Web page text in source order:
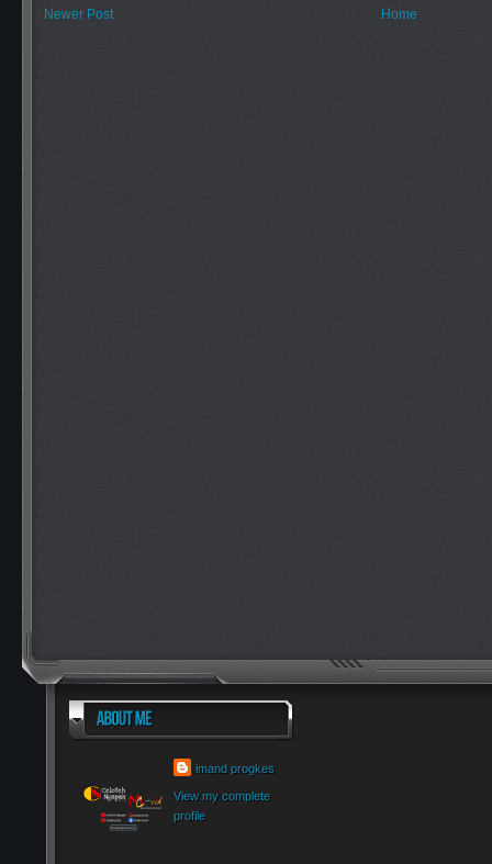
Newer Post Home
imand progkes
View my complete
profile